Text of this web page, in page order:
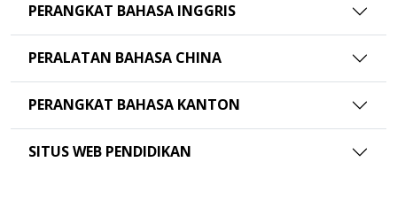
PERANGKAT BAHASA INGGRIS
PERALATAN BAHASA CHINA
PERANGKAT BAHASA KANTON
SITUS WEB PENDIDIKAN